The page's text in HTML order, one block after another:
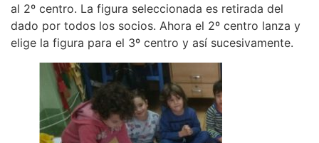
al 2º centro. La figura seleccionada es retirada del
dado por todos los socios. Ahora el 2º centro lanza y
elige la figura para el 3º centro y así sucesivamente.